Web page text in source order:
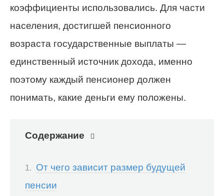
коэффициенты использовались. Для части
населения, достигшей пенсионного
возраста государственные выплаты —
единственный источник дохода, именно
поэтому каждый пенсионер должен
понимать, какие деньги ему положены.
Содержание
От чего зависит размер будущей
пенсии